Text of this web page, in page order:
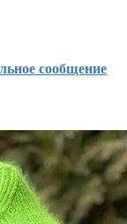
сообщение